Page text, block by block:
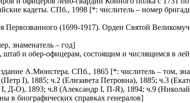
кадеты. СПб., 1998 [*: числитель – номер
(1699-1917). Орден Святой
знаменатель – год]
и обер-офицерам, состоящим и числящимся в
А.Мюнстера. СПб., 1865 [*: числитель – том,
I), 1885; ч.2 (Елизавета Петровна), 1885; ч.3
Д-О), 1893; ч.8 (Александр I, П-Я), 1894; ч.9
в биографических справках генералов]